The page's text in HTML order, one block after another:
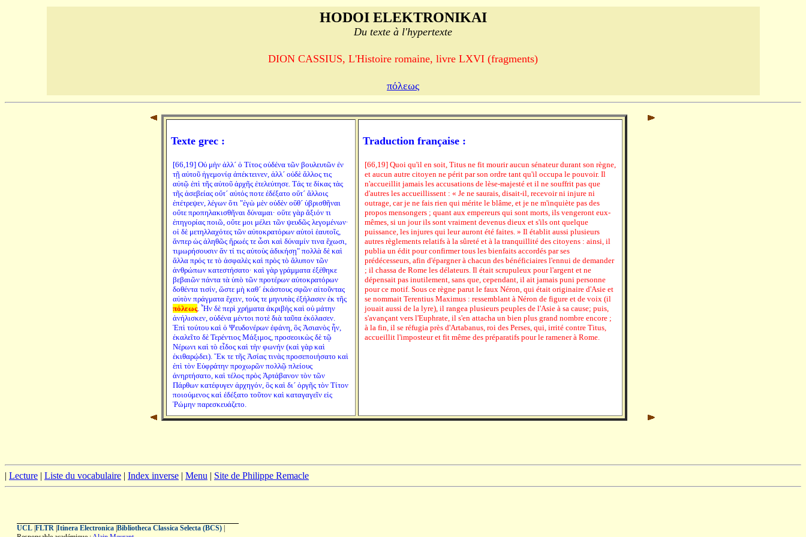
HODOI ELEKTRONIKAI
Du texte à l'hypertexte
DION CASSIUS, L'Histoire romaine, livre LXVI (fragments)
πόλεως
Texte grec :
[66,19] Οὐ μὴν ἀλλ´ ὁ Τίτος οὐδένα τῶν βουλευτῶν ἐν
τῇ αὑτοῦ ἡγεμονίᾳ ἀπέκτεινεν, ἀλλ´ οὐδὲ ἄλλος τις
αὐτῷ ἐπὶ τῆς αὐτοῦ ἀρχῆς ἐτελεύτησε. Τάς τε δίκας τὰς
τῆς ἀσεβείας οὔτ´ αὐτός ποτε ἐδέξατο οὔτ´ ἄλλοις
ἐπέτρεψεν, λέγων ὅτι "ἐγὼ μὲν οὐδὲν οὔθ´ ὑβρισθῆναι
οὔτε προπηλακισθῆναι δύναμαι· οὔτε γὰρ ἄξιόν τι
ἐπηγορίας ποιῶ, οὔτε μοι μέλει τῶν ψευδῶς λεγομένων·
οἱ δὲ μετηλλαχότες τῶν αὐτοκρατόρων αὐτοὶ ἑαυτοῖς,
ἄνπερ ὡς ἀληθῶς ἥρωές τε ὦσι καὶ δύναμίν τινα ἔχωσι,
τιμωρήσουσιν ἄν τί τις αὐτοὺς ἀδικήσῃ" πολλὰ δὲ καὶ
ἄλλα πρός τε τὸ ἀσφαλὲς καὶ πρὸς τὸ ἄλυπον τῶν
ἀνθρώπων κατεστήσατο· καὶ γὰρ γράμματα ἐξέθηκε
βεβαιῶν πάντα τὰ ὑπὸ τῶν προτέρων αὐτοκρατόρων
δοθέντα τισίν, ὥστε μὴ καθ´ ἑκάστους σφῶν αἰτοῦντας
αὐτὸν πράγματα ἔχειν, τούς τε μηνυτὰς ἐξήλασεν ἐκ τῆς
πόλεως. Ἦν δὲ περὶ χρήματα ἀκριβὴς καὶ οὐ μάτην
ἀνήλισκεν, οὐδένα μέντοι ποτὲ διὰ ταῦτα ἐκόλασεν.
Ἐπὶ τούτου καὶ ὁ Ψευδονέρων ἐφάνη, ὃς Ἀσιανὸς ἦν,
ἐκαλεῖτο δὲ Τερέντιος Μάξιμος, προσεοικὼς δὲ τῷ
Νέρωνι καὶ τὸ εἶδος καὶ τὴν φωνήν (καὶ γὰρ καὶ
ἐκιθαρῴδει). Ἔκ τε τῆς Ἀσίας τινὰς προσεποιήσατο καὶ
ἐπὶ τὸν Εὐφράτην προχωρῶν πολλῷ πλείους
ἀνηρτήσατο, καὶ τέλος πρὸς Ἀρτάβανον τὸν τῶν
Πάρθων κατέφυγεν ἀρχηγόν, ὃς καὶ δι´ ὀργῆς τὸν Τίτον
ποιούμενος καὶ ἐδέξατο τοῦτον καὶ καταγαγεῖν εἰς
Ῥώμην παρεσκευάζετο.
Traduction française :
[66,19] Quoi qu'il en soit, Titus ne fit mourir aucun sénateur durant son règne,
et aucun autre citoyen ne périt par son ordre tant qu'il occupa le pouvoir. Il
n'accueillit jamais les accusations de lèse-majesté et il ne souffrit pas que
d'autres les accueillissent : « Je ne saurais, disait-il, recevoir ni injure ni
outrage, car je ne fais rien qui mérite le blâme, et je ne m'inquiète pas des
propos mensongers ; quant aux empereurs qui sont morts, ils vengeront eux-
mêmes, si un jour ils sont vraiment devenus dieux et s'ils ont quelque
puissance, les injures qui leur auront été faites. » Il établit aussi plusieurs
autres règlements relatifs à la sûreté et à la tranquillité des citoyens : ainsi, il
publia un édit pour confirmer tous les bienfaits accordés par ses
prédécesseurs, afin d'épargner à chacun des bénéficiaires l'ennui de demander
; il chassa de Rome les délateurs. Il était scrupuleux pour l'argent et ne
dépensait pas inutilement, sans que, cependant, il ait jamais puni personne
pour ce motif. Sous ce règne parut le faux Néron, qui était originaire d'Asie et
se nommait Terentius Maximus : ressemblant à Néron de figure et de voix (il
jouait aussi de la lyre), il rangea plusieurs peuples de l'Asie à sa cause; puis,
s'avançant vers l'Euphrate, il s'en attacha un bien plus grand nombre encore ;
à la fin, il se réfugia près d'Artabanus, roi des Perses, qui, irrité contre Titus,
accueillit l'imposteur et fit même des préparatifs pour le ramener à Rome.
| Lecture | Liste du vocabulaire | Index inverse | Menu | Site de Philippe Remacle
UCL FLTR Itinera Electronica Bibliotheca Classica Selecta (BCS)